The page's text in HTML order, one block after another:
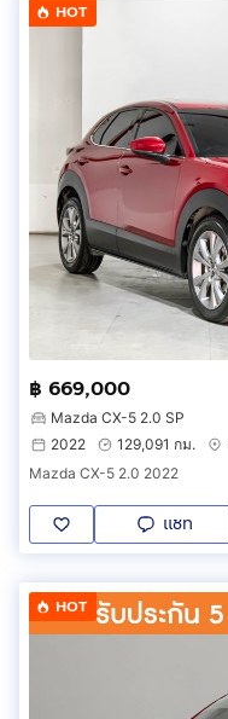
HOT
฿ 669,000
Mazda CX-5 2.0 SP
2022
129,091 กม.
Mazda CX-5 2.0 2022
แชท
HOT